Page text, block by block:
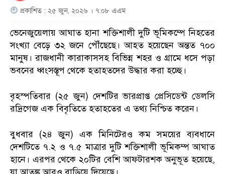
প্রকাশিত : ২৫ জুন, ২০২৬ । ৭:০৮ এএম
ভেনেজুয়েলায় আঘাত হানা শক্তিশালী দুটি ভূমিকম্পে নিহতের
সংখ্যা বেড়ে ৩২ জনে পৌঁছেছে। আহত হয়েছেন অন্তত ৭০০
মানুষ। রাজধানী কারাকাসসহ বিভিন্ন শহর ও গ্রামে ধসে পড়া
ভবনের ধ্বংসস্তূপ থেকে হতাহতদের উদ্ধার করা হচ্ছে।
বৃহস্পতিবার (২৫ জুন) দেশটির ভারপ্রাপ্ত প্রেসিডেন্ট ডেলসি
রদ্রিগেজ এক বিবৃতিতে হতাহতের এ তথ্য নিশ্চিত করেন।
বুধবার (২৪ জুন) এক মিনিটেরও কম সময়ের ব্যবধানে
দেশটিতে ৭.২ ও ৭.৫ মাত্রার দুটি শক্তিশালী ভূমিকম্প আঘাত
হানে। এরপর থেকে ২০টির বেশি আফটারশক অনুভূত হয়েছে,